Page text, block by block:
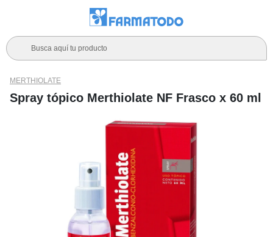
Busca aquí tu producto
MERTHIOLATE
Spray tópico Merthiolate NF Frasco x 60 ml